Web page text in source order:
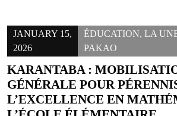
JANUARY 15,
2026
ÉDUCATION,LA
PAKAO
KARANTABA :
GÉNÉRALE POUR
L’EXCELLENCE EN